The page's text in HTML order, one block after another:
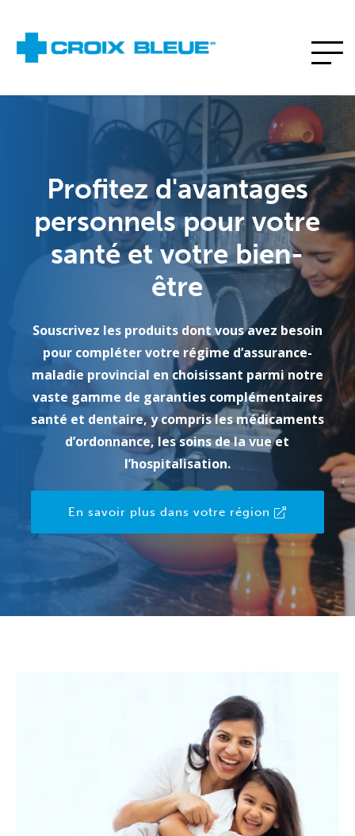
Profitez d'avantages
personnels pour votre
santé et votre bien-
être
Souscrivez les produits dont vous avez besoin
pour compléter votre régime d’assurance-
maladie provincial en choisissant parmi notre
vaste gamme de garanties complémentaires
santé et dentaire, y compris les médicaments
d’ordonnance, les soins de la vue et
l’hospitalisation.
En savoir plus dans votre région